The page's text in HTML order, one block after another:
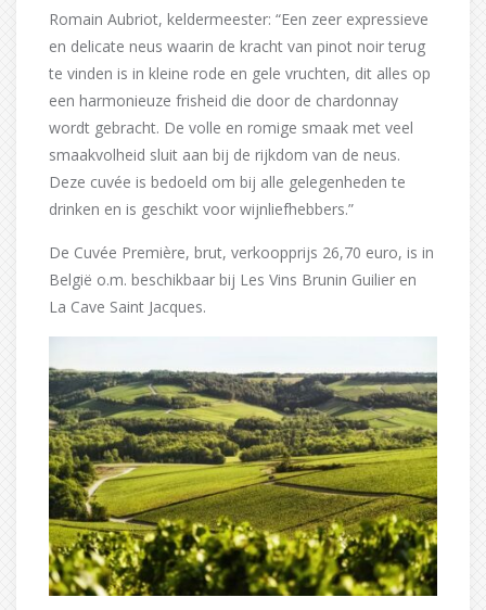
Romain Aubriot, keldermeester: “Een zeer expressieve
en delicate neus waarin de kracht van pinot noir terug
te vinden is in kleine rode en gele vruchten, dit alles op
een harmonieuze frisheid die door de chardonnay
wordt gebracht. De volle en romige smaak met veel
smaakvolheid sluit aan bij de rijkdom van de neus.
Deze cuvée is bedoeld om bij alle gelegenheden te
drinken en is geschikt voor wijnliefhebbers.”
De Cuvée Première, brut, verkoopprijs 26,70 euro, is in
België o.m. beschikbaar bij Les Vins Brunin Guilier en
La Cave Saint Jacques.